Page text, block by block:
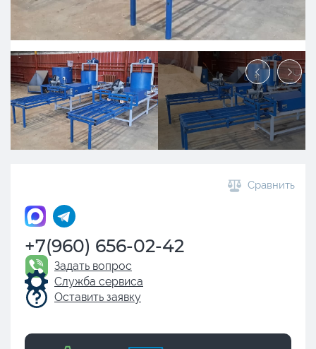
Сравнить
+7(960) 656-02-42
Задать вопрос
Служба сервиса
Оставить заявку